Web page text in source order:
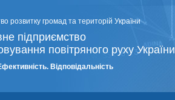
розвитку громад та територій України
підприємство
повітряного руху України
Відповідальність